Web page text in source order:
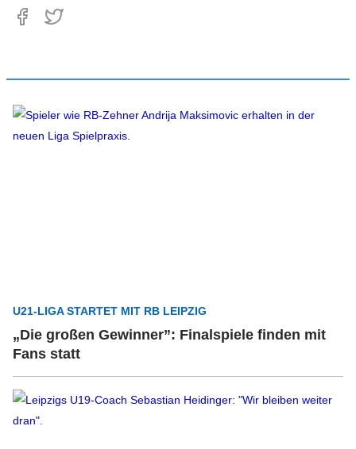
U21-LIGA STARTET MIT RB LEIPZIG
„Die großen Gewinner”: Finalspiele finden mit
Fans statt